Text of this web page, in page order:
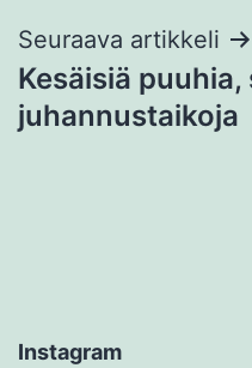
Seuraava artikkeli
Kesäisiä
juhannustaikoja
Instagram